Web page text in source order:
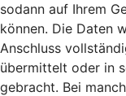
sodann auf Ihrem
können. Die Daten
Anschluss
übermittelt oder in
gebracht. Bei